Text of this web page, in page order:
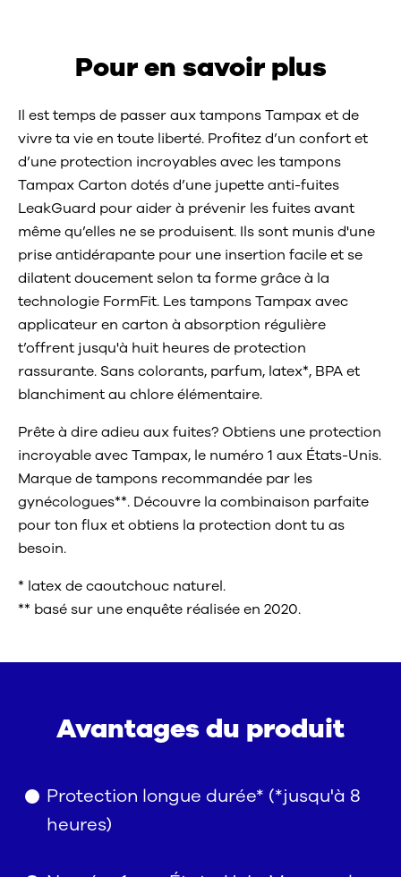
Pour en savoir plus
Il est temps de passer aux tampons Tampax et de
vivre ta vie en toute liberté. Profitez d’un confort et
d’une protection incroyables avec les tampons
Tampax Carton dotés d’une jupette anti-fuites
LeakGuard pour aider à prévenir les fuites avant
même qu’elles ne se produisent. Ils sont munis d'une
prise antidérapante pour une insertion facile et se
dilatent doucement selon ta forme grâce à la
technologie FormFit. Les tampons Tampax avec
applicateur en carton à absorption régulière
t’offrent jusqu'à huit heures de protection
rassurante. Sans colorants, parfum, latex*, BPA et
blanchiment au chlore élémentaire.
Prête à dire adieu aux fuites? Obtiens une protection
incroyable avec Tampax, le numéro 1 aux États-Unis.
Marque de tampons recommandée par les
gynécologues**. Découvre la combinaison parfaite
pour ton flux et obtiens la protection dont tu as
besoin.
* latex de caoutchouc naturel.
** basé sur une enquête réalisée en 2020.
Avantages du produit
Protection longue durée* (*jusqu'à 8
heures)